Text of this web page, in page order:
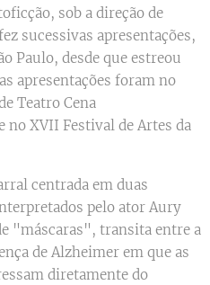
sob a direção de
sucessivas apresentações,
Paulo, desde que estreou
apresentações foram no
Teatro Cena
no XVII Festival de Artes da
centrada em duas
pelo ator Aury
"máscaras", transita entre a
de Alzheimer em que as
diretamente do